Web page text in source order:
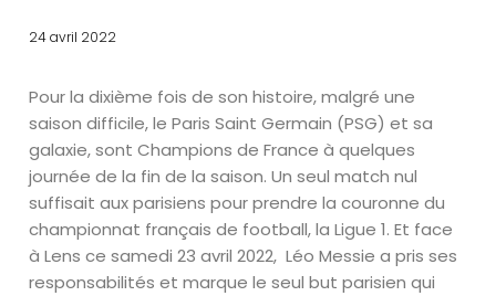
24 avril 2022
Pour la dixième fois de son histoire, malgré une
saison difficile, le Paris Saint Germain (PSG) et sa
galaxie, sont Champions de France à quelques
journée de la fin de la saison. Un seul match nul
suffisait aux parisiens pour prendre la couronne du
championnat français de football, la Ligue 1. Et face
à Lens ce samedi 23 avril 2022, Léo Messie a pris ses
responsabilités et marque le seul but parisien qui